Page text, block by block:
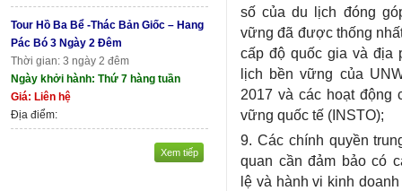
Tour Hồ Ba Bể -Thác Bản Giốc – Hang
Pác Bó 3 Ngày 2 Đêm
Thời gian: 3 ngày 2 đêm
Ngày khởi hành: Thứ 7 hàng tuần
Giá: Liên hệ
Địa điểm:
Xem tiếp
số của du lịch đóng
vững đã được thống
cấp độ quốc gia và
lịch bền vững của
2017 và các hoạt
vững quốc tế (INSTO);
9. Các chính quyền
quan cần đảm bảo có
lệ và hành vi kinh